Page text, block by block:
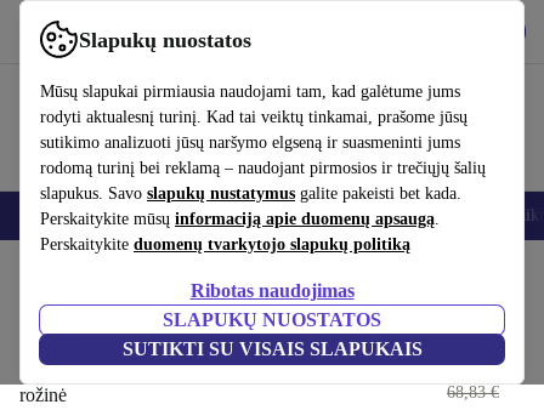
Slapukų nuostatos
Mūsų slapukai pirmiausia naudojami tam, kad galėtume jums
rodyti aktualesnį turinį. Kad tai veiktų tinkamai, prašome jūsų
sutikimo analizuoti jūsų naršymo elgseną ir suasmeninti jums
rodomą turinį bei reklamą – naudojant pirmosios ir trečiųjų šalių
slapukus. Savo slapukų nustatymus galite pakeisti bet kada.
Perskaitykite mūsų informaciją apie duomenų apsaugą.
Perskaitykite duomenų tvarkytojo slapukų politiką
Ribotas naudojimas
SLAPUKŲ NUOSTATOS
SUTIKTI SU VISAIS SLAPUKAIS
Naudok refurbed greitai ir paprastai
Išmanieji telefonai Nešiojamieji kompiuteriai Planšetės Išmanieji
Infantino muzikos projektorius
karuselė 3in1
rožinė
61,80 €
68,83 €